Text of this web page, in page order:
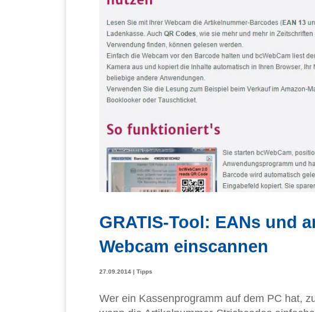
GRATIS-Tool: EANs und
Webcam einscannen
27.09.2014 | Tipps
Wer ein Kassenprogramm auf dem PC hat,